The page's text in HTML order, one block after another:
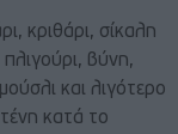
κριθάρι, σίκαλη
βύνη,
και λιγότερο
κατά το